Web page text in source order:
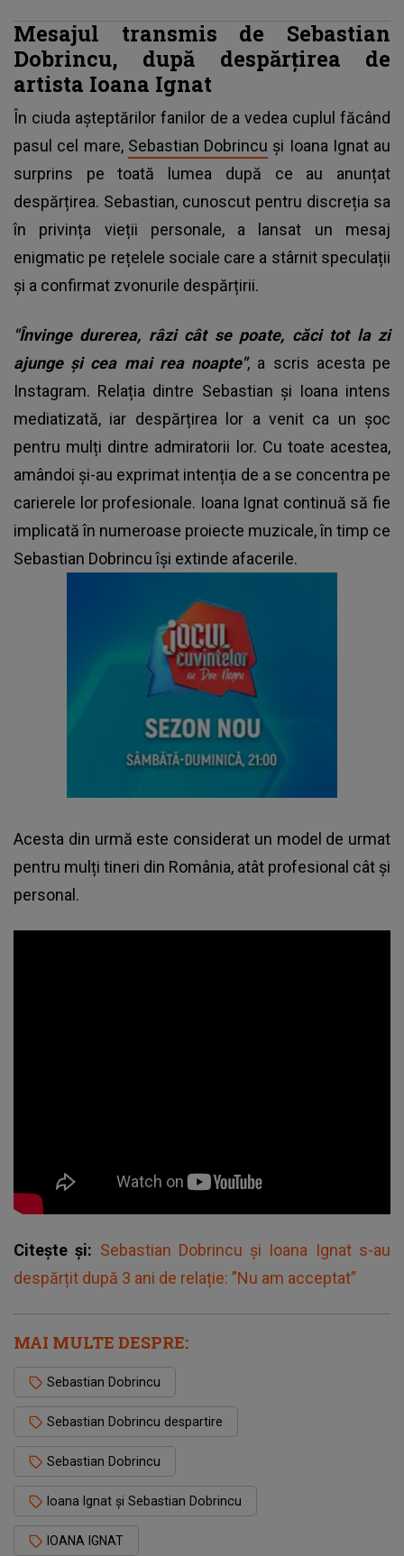
Mesajul transmis de Sebastian
Dobrincu, după despărțirea de
artista Ioana Ignat
În ciuda așteptărilor fanilor de a vedea cuplul făcând
pasul cel mare, Sebastian Dobrincu și Ioana Ignat au
surprins pe toată lumea după ce au anunțat
despărțirea. Sebastian, cunoscut pentru discreția sa
în privința vieții personale, a lansat un mesaj
enigmatic pe rețelele sociale care a stârnit speculații
și a confirmat zvonurile despărțirii.
"Învinge durerea, râzi cât se poate, căci tot la zi
ajunge și cea mai rea noapte", a scris acesta pe
Instagram. Relația dintre Sebastian și Ioana intens
mediatizată, iar despărțirea lor a venit ca un șoc
pentru mulți dintre admiratorii lor. Cu toate acestea,
amândoi și-au exprimat intenția de a se concentra pe
carierele lor profesionale. Ioana Ignat continuă să fie
implicată în numeroase proiecte muzicale, în timp ce
Sebastian Dobrincu își extinde afacerile.
Acesta din urmă este considerat un model de urmat
pentru mulți tineri din România, atât profesional cât și
personal.
Citește și: Sebastian Dobrincu și Ioana Ignat s-au
despărțit după 3 ani de relație: ”Nu am acceptat”
MAI MULTE DESPRE:
Sebastian Dobrincu
Sebastian Dobrincu despartire
Sebastian Dobrincu
Ioana Ignat și Sebastian Dobrincu
IOANA IGNAT